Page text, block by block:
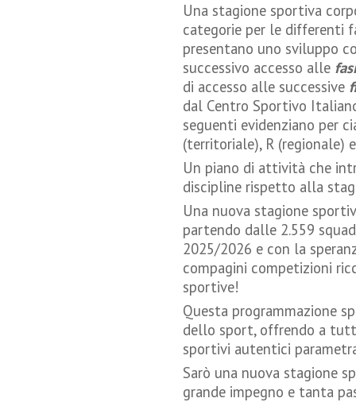
Una stagione sportiva
categorie per le differenti
presentano uno sviluppo
successivo accesso alle
di accesso alle successive
dal Centro Sportivo
seguenti evidenziano per
(territoriale), R (regionale)
Un piano di attività che
discipline rispetto alla
Una nuova stagione
partendo dalle 2.559
2025/2026 e con la
compagini competizioni
sportive!
Questa programmazione
dello sport, offrendo a
sportivi autentici
Sarò una nuova stagione
grande impegno e tanta